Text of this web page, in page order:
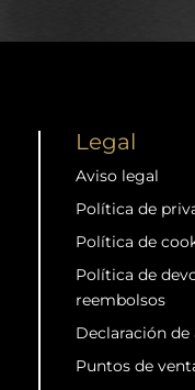
Legal
Aviso legal
Política de
Política de
Política de
reembolsos
Declaración
Puntos de